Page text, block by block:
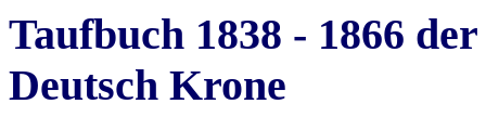
Taufbuch 1838 - 1866
Deutsch Krone